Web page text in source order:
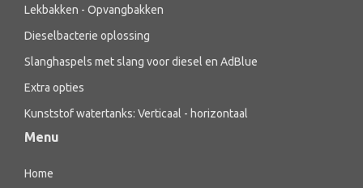
Lekbakken - Opvangbakken
Dieselbacterie oplossing
Slanghaspels met slang voor diesel en AdBlue
Extra opties
Kunststof watertanks: Verticaal - horizontaal
Menu
Home